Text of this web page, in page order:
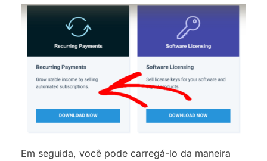
Em seguida, você pode carregá-lo da maneira